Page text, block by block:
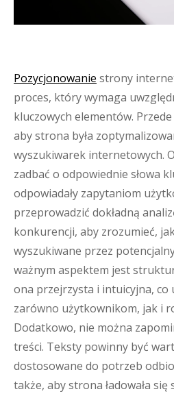
Pozycjonowanie strony
proces, który wymaga
kluczowych elementów.
aby strona była
wyszukiwarek internetowych.
zadbać o odpowiednie słowa
odpowiadały zapytaniom
przeprowadzić dokładną
konkurencji, aby zrozumieć,
wyszukiwane przez
ważnym aspektem jest
ona przejrzysta i intuicyjna, co
zarówno użytkownikom, jak i
Dodatkowo, nie można
treści. Teksty powinny być
dostosowane do potrzeb
także, aby strona ładowała się